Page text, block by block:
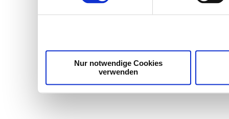
Dienste gesammelt
Nur notwendige Cookies
verwenden